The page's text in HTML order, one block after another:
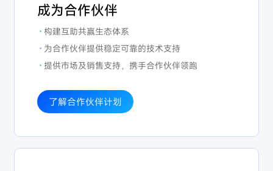
成为合作伙伴
· 构建互助共赢生态体系
· 为合作伙伴提供稳定可靠的技术支持
· 提供市场及销售支持，携手合作伙伴领跑
了解合作伙伴计划